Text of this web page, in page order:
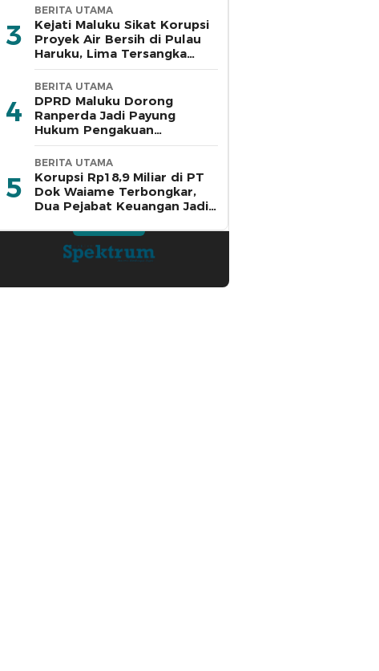
3
BERITA UTAMA
Kejati Maluku Sikat Korupsi
Proyek Air Bersih di Pulau
Haruku, Lima Tersangka
Ditahan
4
BERITA UTAMA
DPRD Maluku Dorong
Ranperda Jadi Payung
Hukum Pengakuan
Masyarakat Adat
5
BERITA UTAMA
Korupsi Rp18,9 Miliar di PT
Dok Waiame Terbongkar,
Dua Pejabat Keuangan Jadi